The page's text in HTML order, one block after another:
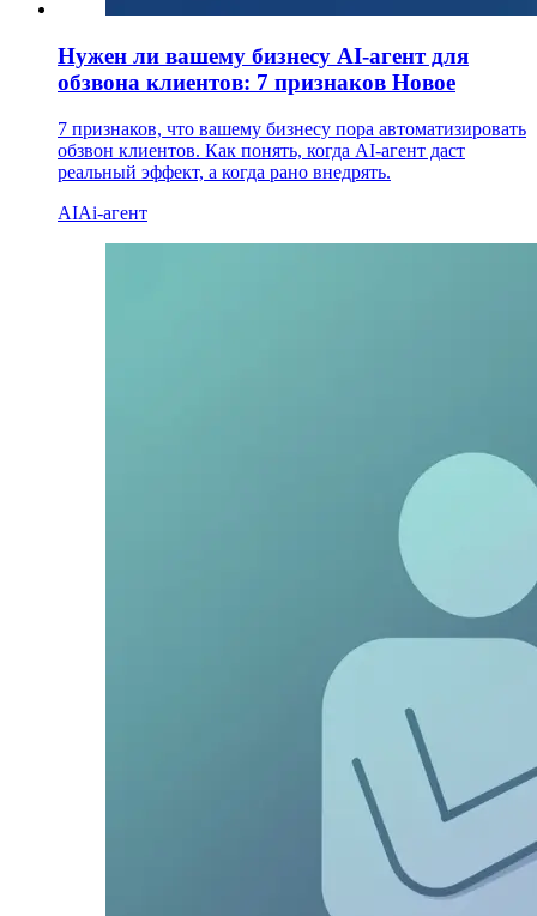
Нужен ли вашему бизнесу AI-агент для
обзвона клиентов: 7 признаков Новое
7 признаков, что вашему бизнесу пора автоматизировать
обзвон клиентов. Как понять, когда AI-агент даст
реальный эффект, а когда рано внедрять.
AIAi-агент